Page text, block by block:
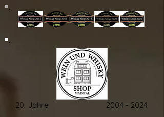
20 Jahre 2004 - 2024